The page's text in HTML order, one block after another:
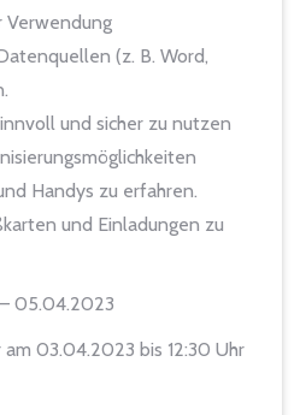
(z. B. Word,
und sicher zu nutzen
Handys zu erfahren.
und Einladungen zu
05.04.2023
am 03.04.2023 bis 12:30 Uhr